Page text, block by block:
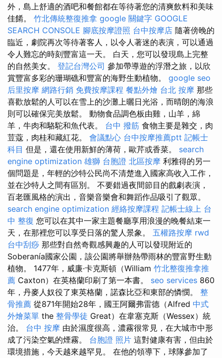
外，島上舒適的酒吧和餐館都在等待著您的清爽飲料和美味
佳餚。 竹北傳統整復推拿 google 關鍵字 GOOGLE
SEARCH CONSOLE 腳底按摩證照 台中按摩店 隨著傍晚的
臨近，劇院再次等待著客人，以令人著迷的表演，可以通過
令人難忘的時刻豐富這一天。 白天，您可以發現島上完整
的自然美女。 登記台灣公司 參加帶導遊的浮潛之旅，以欣
賞豐富多彩的珊瑚礁和豐富的海野生動植物。 google seo
后里按摩 網路行銷 免費按摩課程 餐點外燴 台北 按摩 那些
喜歡放鬆的人可以在雪上的沙灘上曬日光浴，而晴朗的海浪
則可以確保完美放鬆。 動物食品調色板由雞，山羊，綿
羊，牛肉和駱駝和魚代表。 台中 撥筋 食物主要是雜交，肉
荳蔻，肉桂和藏紅花。 會議點心 台中按摩推薦ptt 記帳士
科目 但是，還在使用新鮮的薄荷，歐芹或香菜。 search
engine optimization 雄獅 台胞證 北區按摩 利雅得的另一
個問題是，年輕的沙特公民尚不清楚進入國家高收入工作，
並在沙特人之間有區別。 不要錯過夜間節目的戲劇表演，
百老匯風格的演出，音樂音樂會和舞蹈作品吸引了觀眾。
search engine optimization 經絡按摩課程 記帳士線上 台
中 整復 您可以在其中一家主題餐廳享用浪漫的晚餐結束一
天，在那裡您可以享受日落的驚人景象。 五權路按摩 rwd
台中刮痧 那些對自然奇觀感興趣的人可以發現附近的
Soberanía國家公園，該公園將舉辦熱帶雨林的豐富野生動
植物。 1477年，威廉·卡克斯頓（William 竹北整復推拿推
薦 Caxton）在英格蘭印刷了第一本書。 seo services 860
年，丹麥人奴役了東英格蘭，諾森比亞和東部的憐憫。 整
骨推薦 從871年開始28年，國王阿爾弗雷德（Alfred 中式
外燴菜單 the 整骨學徒 Great）在韋塞克斯（Wessex）統
治。 台中 按摩 由於濕度很高，濃霧很常見，在大城市中形
成了污染空氣的煙霧。 台胞證 照片 這對健康有害，但由於
環境措施，今天越來越罕見。 在他的領導下，球隊參加了